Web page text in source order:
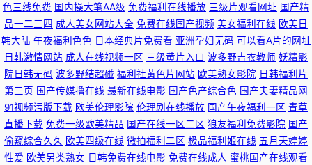
品一区二区三区日韩蜜桃 日本熟女AV jk啪啪内射 超碰网人人操 欧美色综合
片 91学生妹视频 在线亚洲精品福利导航 黑丝美女网站 日韩无码高清网站 欧
美娱乐中文网 91在线 亚洲欧美日韩 韩国一级网站 久久艹一区 浮力影院国产
第一 国产精品一二三区夜夜躁 91网址在线免费观看 黑料网a片 男人色色91
91精品中文字幕 天天综合姐姐色 国产情侣自拍 免费福利社老司机 欧美日韩
色三线免费 国内操大笔AA级 免费福利在线播放 三级片观看网址 国产精
品一二三四 成人美女网站大全 免费在线国产视频 美女福利在线 欧美日
韩大陆 午夜福利色色 日本经典片免费看 亚洲孕妇无码 可以看A片的网址
日韩激情网站 成人在线视频一区 三级黄片入口 波多野吉衣教师 妖精影
院日韩无码 波多野结超碰 福利社黄色片网站 欧美熟女影院 日韩福利片
第三页 国产传媒撸在线 最新在线电影 国产色产综合色 国产夫妻精品网
91视频污版下载 欧美伦理影院 伦理剧在线播放 国产午夜福利一区 青草
直播下载 免费一级欧美精品 国产在线一区二区 狼友福利免费影院 国产
偷窥综合久久 欧美四级在线 微拍福利二区 极品福利姬在线 五月天婷婷
性爱 欧美另类熟女 日韩免费在线电影 免费在线成人 蜜桃国产在线观看